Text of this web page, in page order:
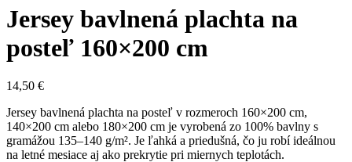
Jersey bavlnená plachta na
posteľ 160×200 cm
14,50 €
Jersey bavlnená plachta na posteľ v rozmeroch 160×200 cm,
140×200 cm alebo 180×200 cm je vyrobená zo 100% bavlny s
gramážou 135–140 g/m². Je ľahká a priedušná, čo ju robí ideálnou
na letné mesiace aj ako prekrytie pri miernych teplotách.